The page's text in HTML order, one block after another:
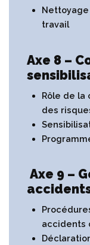
travail
Axe 8 –
Rôle de la
des
Axe 9 –
accidents